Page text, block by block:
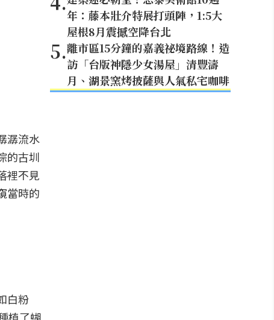
潺流水
的古圳
裡不見
當時的
白粉
年：藤本壯介特展打頭陣，1:5大
屋根8月震撼空降台北
5.離市區15分鐘的嘉義祕境路線！造
訪「台版神隱少女湯屋」清豐濤
月、湖景窯烤披薩與人氣私宅咖啡